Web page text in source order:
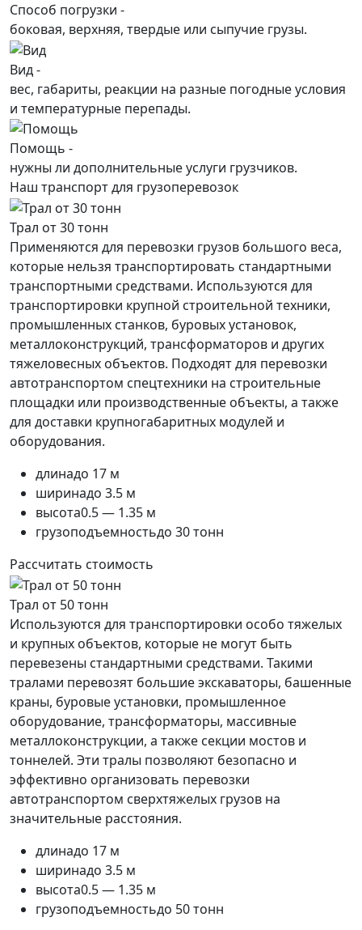
Способ погрузки -
боковая, верхняя, твердые или сыпучие грузы.
Вид -
вес, габариты, реакции на разные погодные условия
и температурные перепады.
Помощь -
нужны ли дополнительные услуги грузчиков.
Наш транспорт для грузоперевозок
Трал от 30 тонн
Применяются для перевозки грузов большого веса,
которые нельзя транспортировать стандартными
транспортными средствами. Используются для
транспортировки крупной строительной техники,
промышленных станков, буровых установок,
металлоконструкций, трансформаторов и других
тяжеловесных объектов. Подходят для перевозки
автотранспортом спецтехники на строительные
площадки или производственные объекты, а также
для доставки крупногабаритных модулей и
оборудования.
длинадо 17 м
ширинадо 3.5 м
высота0.5 — 1.35 м
грузоподъемностьдо 30 тонн
Рассчитать стоимость
Трал от 50 тонн
Используются для транспортировки особо тяжелых
и крупных объектов, которые не могут быть
перевезены стандартными средствами. Такими
тралами перевозят большие экскаваторы, башенные
краны, буровые установки, промышленное
оборудование, трансформаторы, массивные
металлоконструкции, а также секции мостов и
тоннелей. Эти тралы позволяют безопасно и
эффективно организовать перевозки
автотранспортом сверхтяжелых грузов на
значительные расстояния.
длинадо 17 м
ширинадо 3.5 м
высота0.5 — 1.35 м
грузоподъемностьдо 50 тонн